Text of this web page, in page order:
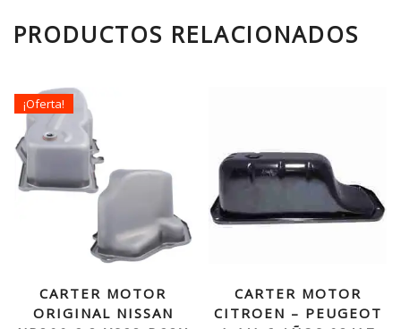
PRODUCTOS RELACIONADOS
¡Oferta!
CARTER MOTOR
ORIGINAL NISSAN
CARTER MOTOR
CITROEN – PEUGEOT